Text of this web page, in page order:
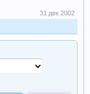
31 дек 2002